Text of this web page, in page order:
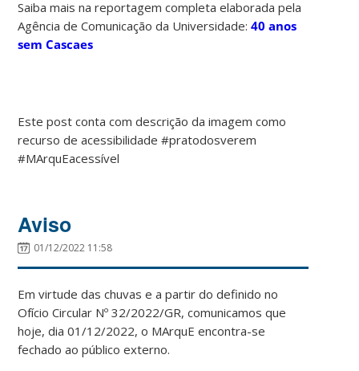
Saiba mais na reportagem completa elaborada pela
Agência de Comunicação da Universidade:40 anos
sem Cascaes
Este post conta com descrição da imagem como
recurso de acessibilidade #pratodosverem
#MArquEacessível
Aviso
01/12/2022 11:58
Em virtude das chuvas e a partir do definido no
Ofício Circular Nº 32/2022/GR, comunicamos que
hoje, dia 01/12/2022, o MArquE encontra-se
fechado ao público externo.